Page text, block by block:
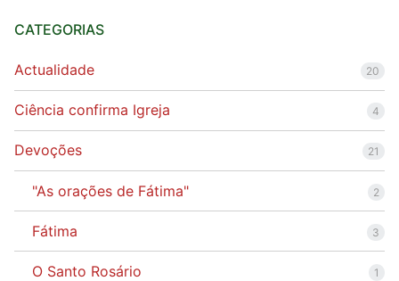
CATEGORIAS
Actualidade 20
Ciência confirma Igreja 4
Devoções 21
"As orações de Fátima" 2
Fátima 3
O Santo Rosário 1